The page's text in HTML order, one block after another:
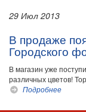
29 Июл 2013
В продаже
Городского
В магазин уже
различных цветов!
Подробнее